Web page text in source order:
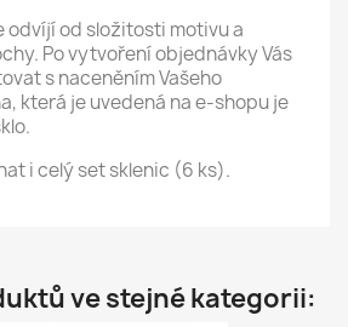
odvíjí od složitosti motivu a
Po vytvoření objednávky Vás
s naceněním Vašeho
která je uvedená na e-shopu je
i celý set sklenic (6 ks).
ve stejné kategorii: